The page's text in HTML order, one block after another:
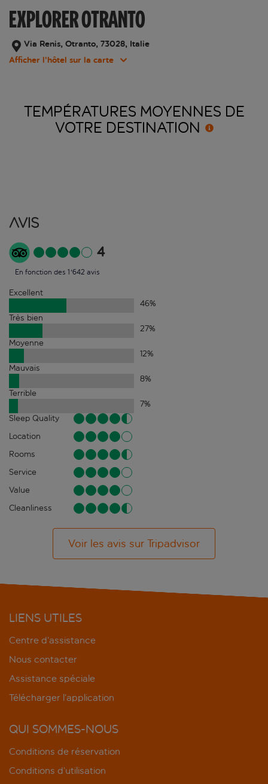
EXPLORER OTRANTO
Via Renis, Otranto, 73028, Italie
Afficher l’hôtel sur la carte
TEMPÉRATURES MOYENNES DE
VOTRE DESTINATION
Avis
4
En fonction des 1'642 avis
Excellent
46%
Très bien
27%
Moyenne
12%
Mauvais
8%
Terrible
7%
Sleep Quality
Location
Rooms
Service
Value
Cleanliness
Voir les avis sur Tripadvisor
LIENS UTILES
Centre d’assistance
Nous contacter
Assistance spéciale
Télécharger l’application
QUI SOMMES-NOUS
Conditions de réservation
Conditions d’utilisation